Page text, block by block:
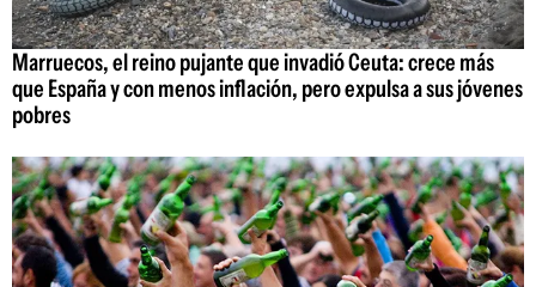
Marruecos, el reino pujante que invadió Ceuta: crece más
que España y con menos inflación, pero expulsa a sus jóvenes
pobres